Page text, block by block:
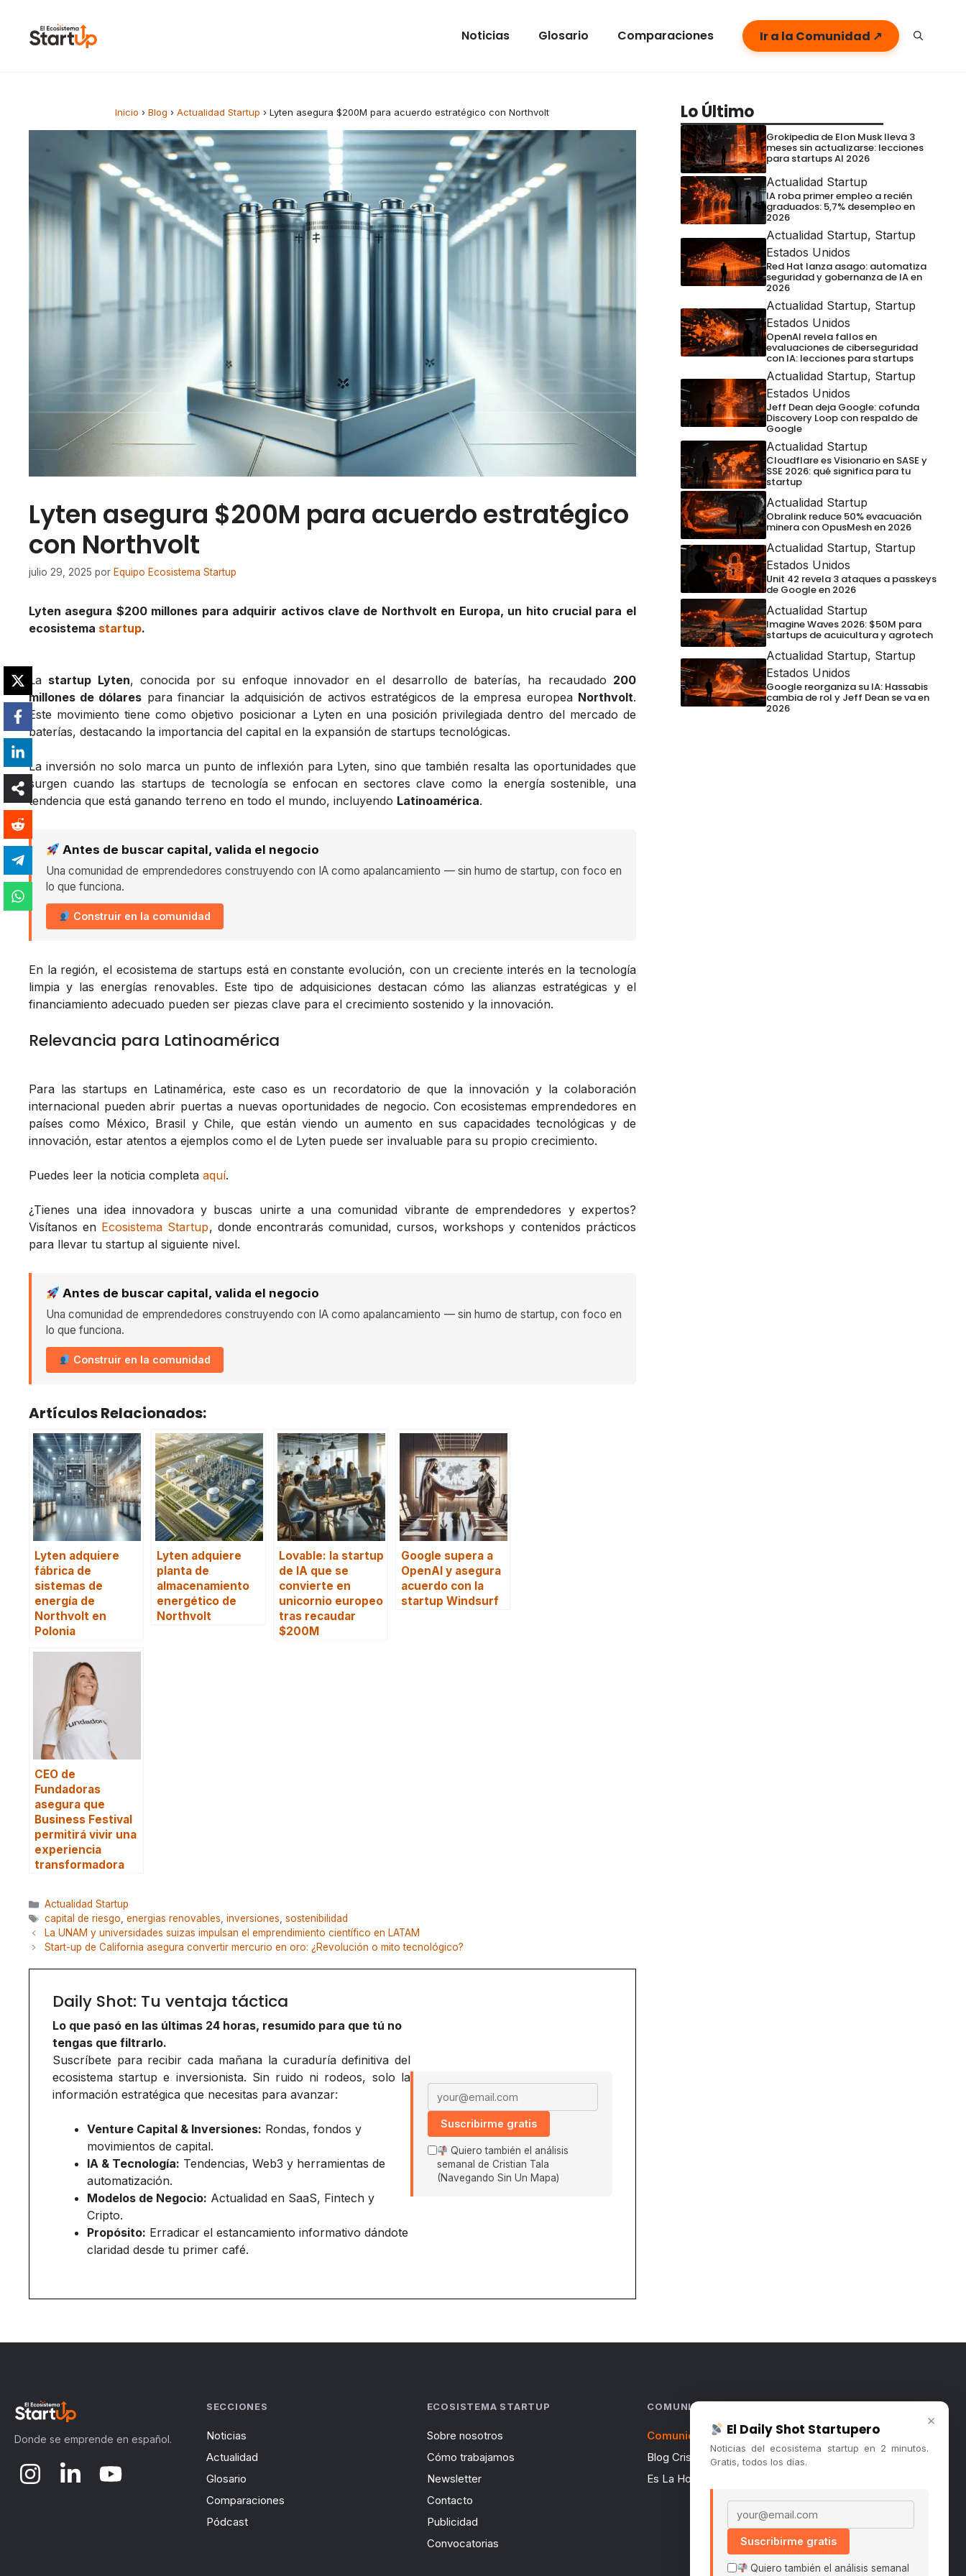
Noticias Glosario Comparaciones Ir a la Comunidad ↗
Inicio › Blog › Actualidad Startup › Lyten asegura $200M para acuerdo estratégico con Northvolt
Lyten asegura $200M para acuerdo estratégico
con Northvolt
julio 29, 2025 por Equipo Ecosistema Startup
Lyten asegura $200 millones para adquirir activos clave de Northvolt en Europa, un hito crucial para el
ecosistema startup.
La startup Lyten, conocida por su enfoque innovador en el desarrollo de baterías, ha recaudado 200
millones de dólares para financiar la adquisición de activos estratégicos de la empresa europea Northvolt.
Este movimiento tiene como objetivo posicionar a Lyten en una posición privilegiada dentro del mercado de
baterías, destacando la importancia del capital en la expansión de startups tecnológicas.
La inversión no solo marca un punto de inflexión para Lyten, sino que también resalta las oportunidades que
surgen cuando las startups de tecnología se enfocan en sectores clave como la energía sostenible, una
tendencia que está ganando terreno en todo el mundo, incluyendo Latinoamérica.
Antes de buscar capital, valida el negocio
Una comunidad de emprendedores construyendo con IA como apalancamiento — sin humo de startup, con foco en
lo que funciona.
Construir en la comunidad
En la región, el ecosistema de startups está en constante evolución, con un creciente interés en la tecnología
limpia y las energías renovables. Este tipo de adquisiciones destacan cómo las alianzas estratégicas y el
financiamiento adecuado pueden ser piezas clave para el crecimiento sostenido y la innovación.
Relevancia para Latinoamérica
Para las startups en Latinamérica, este caso es un recordatorio de que la innovación y la colaboración
internacional pueden abrir puertas a nuevas oportunidades de negocio. Con ecosistemas emprendedores en
países como México, Brasil y Chile, que están viendo un aumento en sus capacidades tecnológicas y de
innovación, estar atentos a ejemplos como el de Lyten puede ser invaluable para su propio crecimiento.
Puedes leer la noticia completa aquí.
¿Tienes una idea innovadora y buscas unirte a una comunidad vibrante de emprendedores y expertos?
Visítanos en Ecosistema Startup, donde encontrarás comunidad, cursos, workshops y contenidos prácticos
para llevar tu startup al siguiente nivel.
Antes de buscar capital, valida el negocio
Una comunidad de emprendedores construyendo con IA como apalancamiento — sin humo de startup, con foco en
lo que funciona.
Construir en la comunidad
Artículos Relacionados:
Lyten adquiere
fábrica de
sistemas de
energía de
Northvolt en
Polonia
Lyten adquiere
planta de
almacenamiento
energético de
Northvolt
Lovable: la startup
de IA que se
convierte en
unicornio europeo
tras recaudar
$200M
Google supera a
OpenAI y asegura
acuerdo con la
startup Windsurf
CEO de
Fundadoras
asegura que
Business Festival
permitirá vivir una
experiencia
transformadora
Categorías
Actualidad Startup
Etiquetas
capital de riesgo, energias renovables, inversiones, sostenibilidad
La UNAM y universidades suizas impulsan el emprendimiento científico en LATAM
Start-up de California asegura convertir mercurio en oro: ¿Revolución o mito tecnológico?
Daily Shot: Tu ventaja táctica
Lo que pasó en las últimas 24 horas, resumido para que tú no
tengas que filtrarlo.
Suscríbete para recibir cada mañana la curaduría definitiva del
ecosistema startup e inversionista. Sin ruido ni rodeos, solo la
información estratégica que necesitas para avanzar:
Venture Capital & Inversiones: Rondas, fondos y
movimientos de capital.
IA & Tecnología: Tendencias, Web3 y herramientas de
automatización.
Modelos de Negocio: Actualidad en SaaS, Fintech y
Cripto.
Propósito: Erradicar el estancamiento informativo dándote
claridad desde tu primer café.
Email address
Suscribirme gratis
Quiero también el análisis
semanal de Cristian Tala
(Navegando Sin Un Mapa)
Lo Último
Grokipedia de Elon Musk lleva 3
meses sin actualizarse: lecciones
para startups AI 2026
Actualidad Startup
IA roba primer empleo a recién
graduados: 5,7% desempleo en
2026
Actualidad Startup, Startup
Estados Unidos
Red Hat lanza asago: automatiza
seguridad y gobernanza de IA en
2026
Actualidad Startup, Startup
Estados Unidos
OpenAI revela fallos en
evaluaciones de ciberseguridad
con IA: lecciones para startups
Actualidad Startup, Startup
Estados Unidos
Jeff Dean deja Google: cofunda
Discovery Loop con respaldo de
Google
Actualidad Startup
Cloudflare es Visionario en SASE y
SSE 2026: qué significa para tu
startup
Actualidad Startup
Obralink reduce 50% evacuación
minera con OpusMesh en 2026
Actualidad Startup, Startup
Estados Unidos
Unit 42 revela 3 ataques a passkeys
de Google en 2026
Actualidad Startup
Imagine Waves 2026: $50M para
startups de acuicultura y agrotech
Actualidad Startup, Startup
Estados Unidos
Google reorganiza su IA: Hassabis
cambia de rol y Jeff Dean se va en
2026
Donde se emprende en español.
SECCIONES
Noticias
Actualidad
Glosario
Comparaciones
Pódcast
ECOSISTEMA STARTUP
Sobre nosotros
Cómo trabajamos
Newsletter
Contacto
Publicidad
Convocatorias
COMUNIDAD
Comunidad (Skool) ↗
Blog Cristian Tala ↗
Es La Hora de Aprender ↗
×
El Daily Shot Startupero
Noticias del ecosistema startup en 2 minutos.
Gratis, todos los días.
Email address
Suscribirme gratis
Quiero también el análisis semanal